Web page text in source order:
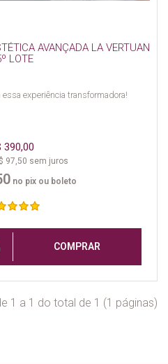
AVANÇADA LA VERTUAN
LOTE
experiência transformadora!
390,00
97,50 sem juros
no pix ou boleto
COMPRAR
1 a 1 do total de 1 (1 páginas)